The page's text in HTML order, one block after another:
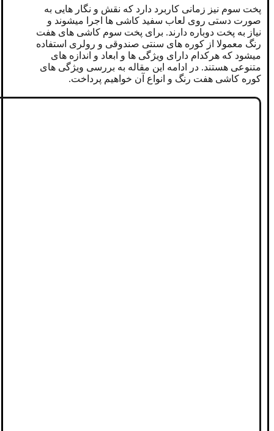
پخت سوم نیز زمانی کاربرد دارد که نقش و نگار هایی به
صورت دستی روی لعاب سفید کاشی ها اجرا میشوند و
نیاز به پخت دوباره دارند. برای پخت سوم کاشی های هفت
رنگ معمولا از کوره های سنتی صندوقی و رولری استفاده
میشود که هرکدام دارای ویژگی ها و ابعاد و اندازه های
متنوعی هستند. در ادامه این مقاله به بررسی ویژگی های
کوره کاشی هفت رنگ و انواع آن خواهیم پرداخت.